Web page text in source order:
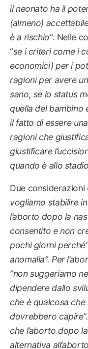
il neonato ha il
(almeno)
è a rischio“. Nelle
“se i criteri come i
economici) per i
ragioni per avere
sano, se lo status
quella del bambino
il fatto di essere
ragioni che
giustificare
quando è allo
Due considerazioni
vogliamo stabilire
l’aborto dopo la
consentito e non
pochi giorni
anomalia”. Per
”non suggeriamo
dipendere dallo
che è qualcosa
dovrebbero capire
che l’aborto dopo
alternativa